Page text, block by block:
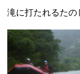
滝に打たれるた